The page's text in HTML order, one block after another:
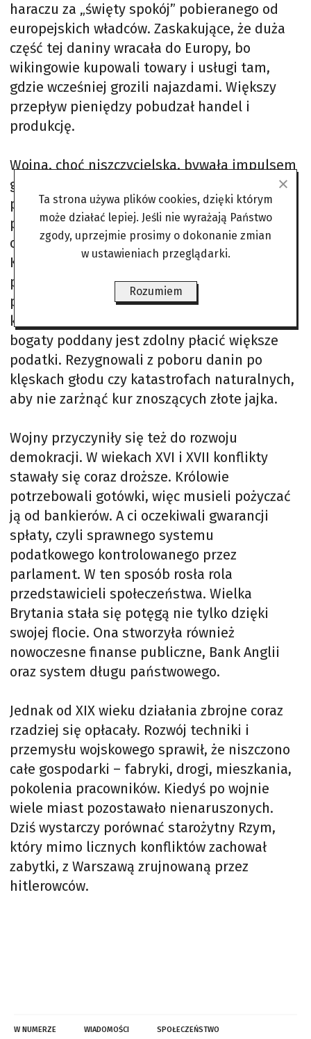
haraczu za „święty spokój” pobieranego od
europejskich władców. Zaskakujące, że duża
część tej daniny wracała do Europy, bo
wikingowie kupowali towary i usługi tam,
gdzie wcześniej grozili najazdami. Większy
przepływ pieniędzy pobudzał handel i
produkcję.
Wojna, choć niszczycielska, bywała impulsem
gospodarczym. Widać to wyraźnie w
przypadku inwazji Mongołów. Czyngis-chan
podbijał kolejne ziemie, jednocześnie tworząc
ogromną strefę handlu i bezpieczeństwa.
Kupcy podróżowali szlakami chronionymi
przez mongolskie patrole, towary i wiedza
przepływały między Azją i Europą szybciej niż
kiedykolwiek. Mongołowie rozumieli, że
bogaty poddany jest zdolny płacić większe
podatki. Rezygnowali z poboru danin po
klęskach głodu czy katastrofach naturalnych,
aby nie zarżnąć kur znoszących złote jajka.
Wojny przyczyniły się też do rozwoju
demokracji. W wiekach XVI i XVII konflikty
stawały się coraz droższe. Królowie
potrzebowali gotówki, więc musieli pożyczać
ją od bankierów. A ci oczekiwali gwarancji
spłaty, czyli sprawnego systemu
podatkowego kontrolowanego przez
parlament. W ten sposób rosła rola
przedstawicieli społeczeństwa. Wielka
Brytania stała się potęgą nie tylko dzięki
swojej flocie. Ona stworzyła również
nowoczesne finanse publiczne, Bank Anglii
oraz system długu państwowego.
Jednak od XIX wieku działania zbrojne coraz
rzadziej się opłacały. Rozwój techniki i
przemysłu wojskowego sprawił, że niszczono
całe gospodarki – fabryki, drogi, mieszkania,
pokolenia pracowników. Kiedyś po wojnie
wiele miast pozostawało nienaruszonych.
Dziś wystarczy porównać starożytny Rzym,
który mimo licznych konfliktów zachował
zabytki, z Warszawą zrujnowaną przez
hitlerowców.
W NUMERZE WIADOMOŚCI SPOŁECZEŃSTWO
Ta strona używa plików cookies, dzięki którym
może działać lepiej. Jeśli nie wyrażają Państwo
zgody, uprzejmie prosimy o dokonanie zmian
w ustawieniach przeglądarki.
Rozumiem